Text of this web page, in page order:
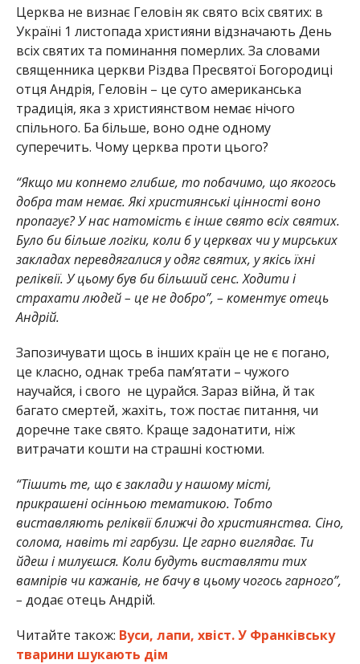
Церква не визнає Геловін як свято всіх святих: в
Україні 1 листопада християни відзначають День
всіх святих та поминання померлих. За словами
священника церкви Різдва Пресвятої Богородиці
отця Андрія, Геловін – це суто американська
традиція, яка з християнством немає нічого
спільного. Ба більше, воно одне одному
суперечить. Чому церква проти цього?
“Якщо ми копнемо глибше, то побачимо, що якогось
добра там немає. Які християнські цінності воно
пропагує? У нас натомість є інше свято всіх святих.
Було би більше логіки, коли б у церквах чи у мирських
закладах перевдягалися у одяг святих, у якісь їхні
реліквії. У цьому був би більший сенс. Ходити і
страхати людей – це не добро”, – коментує отець
Андрій.
Запозичувати щось в інших країн це не є погано,
це класно, однак треба пам’ятати – чужого
научайся, і свого не цурайся. Зараз війна, й так
багато смертей, жахіть, тож постає питання, чи
доречне таке свято. Краще задонатити, ніж
витрачати кошти на страшні костюми.
“Тішить те, що є заклади у нашому місті,
прикрашені осінньою тематикою. Тобто
виставляють реліквії ближчі до християнства. Сіно,
солома, навіть ті гарбузи. Це гарно виглядає. Ти
йдеш і милуєшся. Коли будуть виставляти тих
вампірів чи кажанів, не бачу в цьому чогось гарного”,
– додає отець Андрій.
Читайте також: Вуси, лапи, хвіст. У Франківську
тварини шукають дім